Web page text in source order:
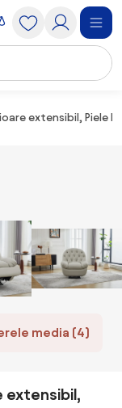
extensibil, Piele
media (4)
extensibil,